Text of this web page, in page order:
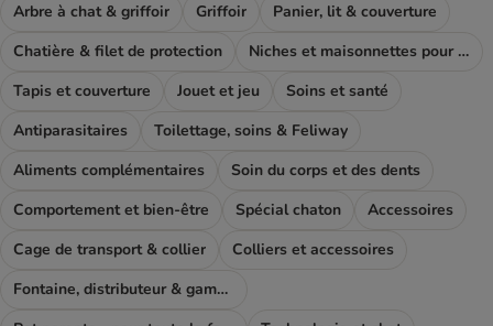
Arbre à chat & griffoir
Griffoir
Panier, lit & couverture
Chatière & filet de protection
Niches et maisonnettes pour chat
Tapis et couverture
Jouet et jeu
Soins et santé
Antiparasitaires
Toilettage, soins & Feliway
Aliments complémentaires
Soin du corps et des dents
Comportement et bien-être
Spécial chaton
Accessoires
Cage de transport & collier
Colliers et accessoires
Fontaine, distributeur & gamelle